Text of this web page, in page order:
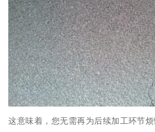
这意味着，您无需再为后续加工环节